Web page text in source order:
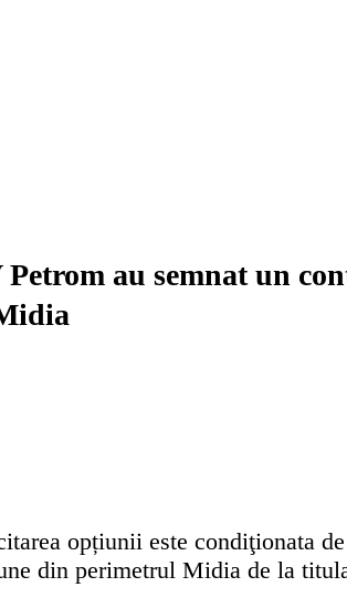
au semnat un
opțiunii este condiţionata
din perimetrul Midia de la